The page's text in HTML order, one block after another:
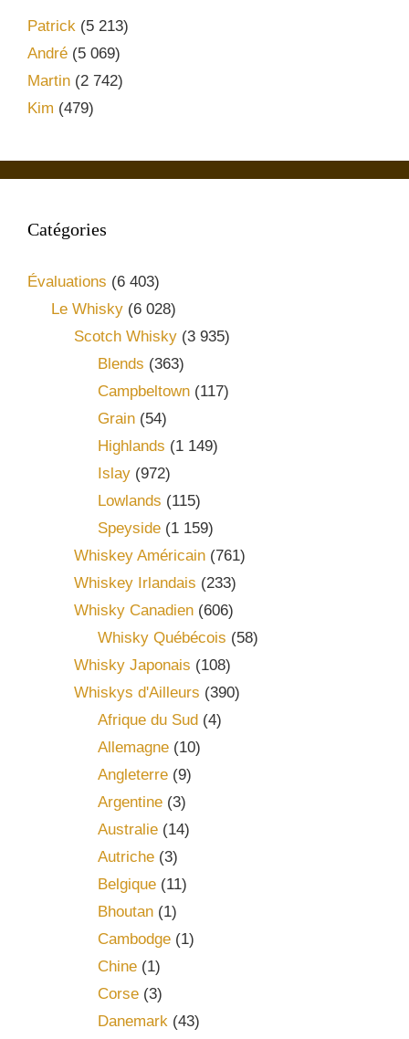
Patrick (5 213)
André (5 069)
Martin (2 742)
Kim (479)
Catégories
Évaluations (6 403)
Le Whisky(6 028)
Scotch Whisky (3 935)
Blends (363)
Campbeltown(117)
Grain(54)
Highlands (1 149)
Islay(972)
Lowlands (115)
Speyside(1 159)
Whiskey Américain (761)
Whiskey Irlandais (233)
Whisky Canadien (606)
Whisky Québécois (58)
Whisky Japonais (108)
Whiskys d'Ailleurs (390)
Afrique du Sud (4)
Allemagne(10)
Angleterre(9)
Argentine(3)
Australie(14)
Autriche(3)
Belgique(11)
Bhoutan(1)
Cambodge(1)
Chine(1)
Corse(3)
Danemark(43)